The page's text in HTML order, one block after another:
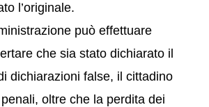
l’originale.
può effettuare
che sia stato dichiarato il
dichiarazioni false, il cittadino
oltre che la perdita dei